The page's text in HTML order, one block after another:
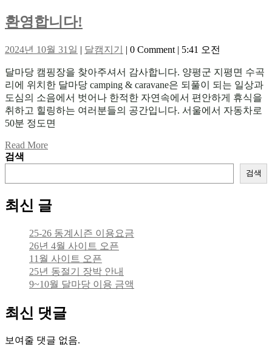
환영합니다!
합
니
다!
2024년 10월 31일 2024
10
월
31
일
| 달캠지기
달
지
기
| 0 Comment | 5:41 오전
달마당 캠핑장을 찾아주셔서 감사합니다. 양평군 지평면 수곡
리에 위치한 달마당 camping & caravane은 되풀이 되는 일상과
도심의 소음에서 벗어나 한적한 자연속에서 편안하게 휴식을
취하고 힐링하는 여러분들의 공간입니다. 서울에서 자동차로
50분 정도면
Read MoreRead
검색
검색
최신 글
25-26 동계시즌 이용요금
26년 4월 사이트 오픈
11월 사이트 오픈
25년 동절기 장박 안내
9~10월 달마당 이용 금액
최신 댓글
보여줄 댓글 없음.